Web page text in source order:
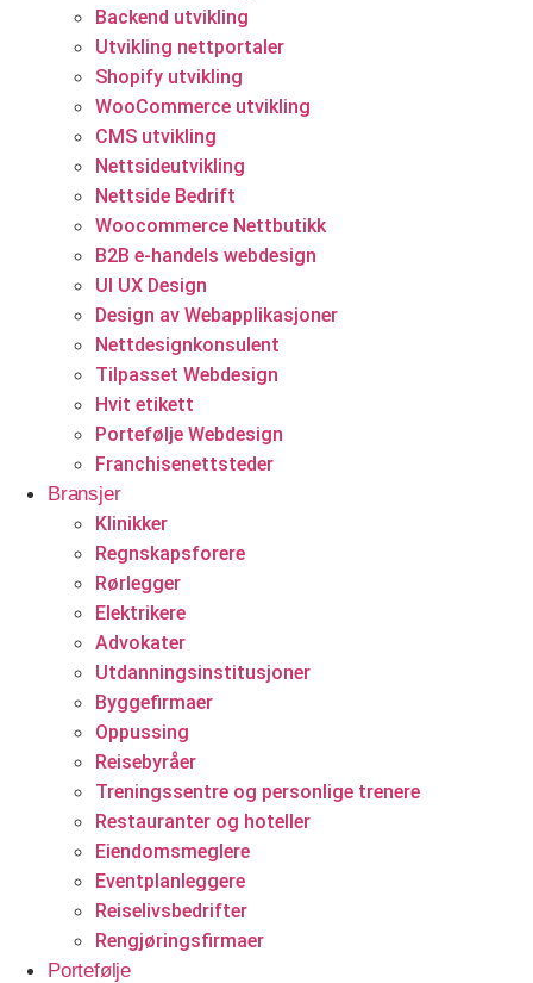
Backend utvikling
Utvikling nettportaler
Shopify utvikling
WooCommerce utvikling
CMS utvikling
Nettsideutvikling
Nettside Bedrift
Woocommerce Nettbutikk
B2B e-handels webdesign
UI UX Design
Design av Webapplikasjoner
Nettdesignkonsulent
Tilpasset Webdesign
Hvit etikett
Portefølje Webdesign
Franchisenettsteder
Bransjer
Klinikker
Regnskapsforere
Rørlegger
Elektrikere
Advokater
Utdanningsinstitusjoner
Byggefirmaer
Oppussing
Reisebyråer
Treningssentre og personlige trenere
Restauranter og hoteller
Eiendomsmeglere
Eventplanleggere
Reiselivsbedrifter
Rengjøringsfirmaer
Portefølje
Start prosjektet ditt med oss
Vårt Nettsidedesign.no-team er her for å designe, bygge og
utvikle nettstedet ditt.
Få et tilbud